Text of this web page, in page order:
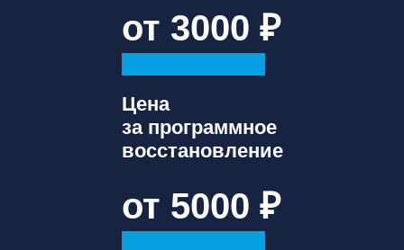
от 3000
Цена
за программное
восстановление
от 5000